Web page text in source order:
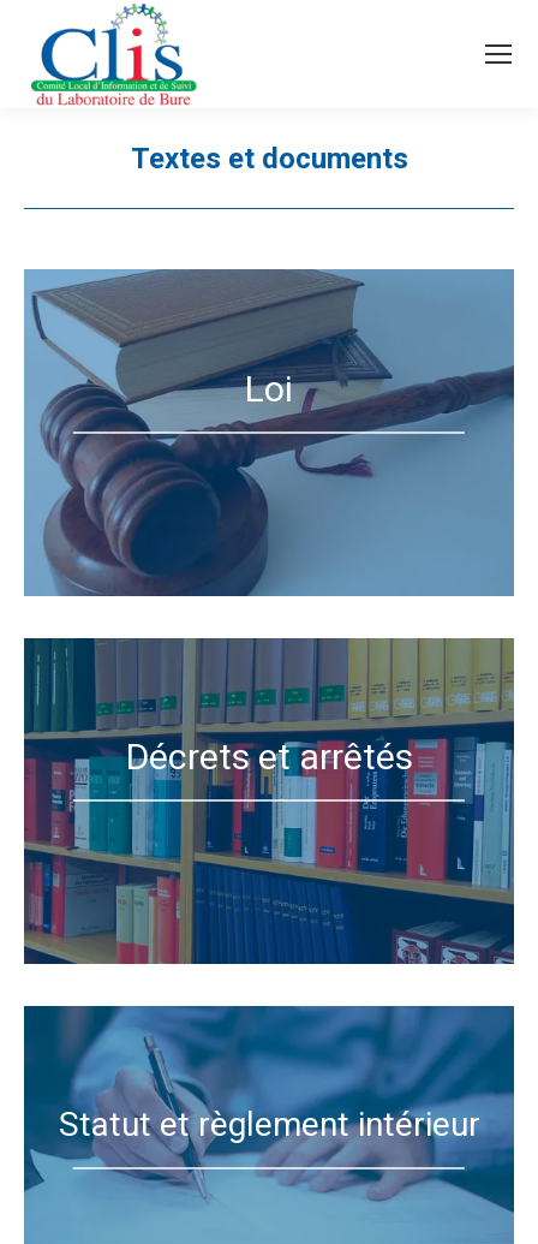
Textes et documents
Loi
Décrets et arrêtés
Statut et règlement intérieur